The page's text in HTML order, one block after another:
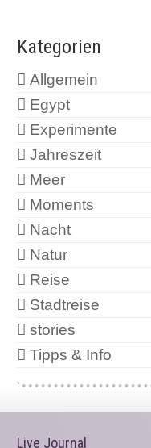
Kategorien
Allgemein
Egypt
Experimente
Jahreszeit
Meer
Moments
Nacht
Natur
Reise
Stadtreise
stories
Tipps & Info
Live Journal